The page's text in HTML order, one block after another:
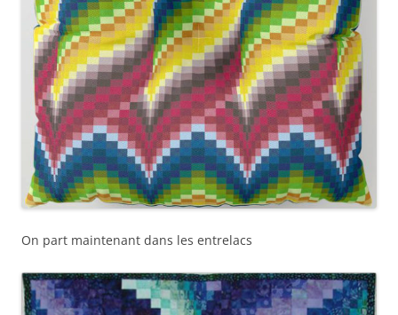
On part maintenant dans les entrelacs